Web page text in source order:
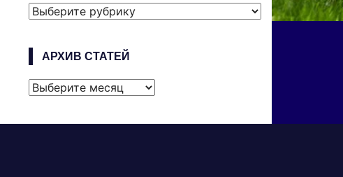
РУБРИКИ
АРХИВ СТАТЕЙ
АРХИВ